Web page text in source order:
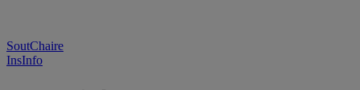
SoutChaire
InsInfo